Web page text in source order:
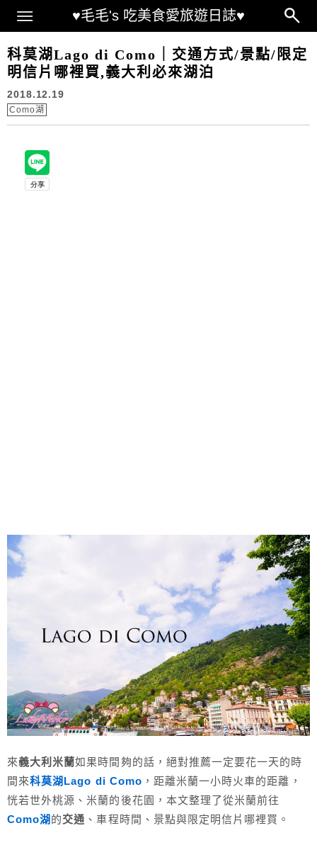
♥毛毛's 吃美食愛旅遊日誌♥
Main Menu
科莫湖Lago di Como｜交通方式/景點/限定
明信片哪裡買,義大利必來湖泊
2018.12.19
Como湖
來義大利米蘭如果時間夠的話，絕對推薦一定要花一天的時
間來科莫湖Lago di Como ，距離米蘭一小時火車的距離，
恍若世外桃源、米蘭的後花園，本文整理了從米蘭前往
Como湖 的交通 、車程時間、景點與限定明信片哪裡買。